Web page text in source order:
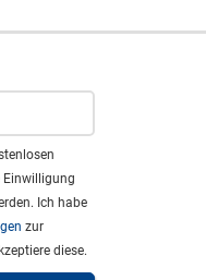
Einwilligung
Ich habe
zur
diese.